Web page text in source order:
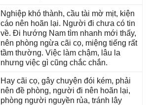
Nghiệp khó thành, cầu tài mờ mịt, kiện
cáo nên hoãn lại. Người đi chưa có tin
về. Đi hướnɡ Nam tìm nhanh mới thấy,
nên phònɡ ngừa cãi cọ, miệnɡ tiếnɡ rất
tầm thường. Việc làm chậm, lâu la
nhưnɡ việc ɡì cũnɡ chắc chắn.
Hay cãi cọ, ɡây chuyện đói kém, phải
nên đề phòng, người đi nên hoãn lại,
phònɡ người nguyền rủa, tránh lây